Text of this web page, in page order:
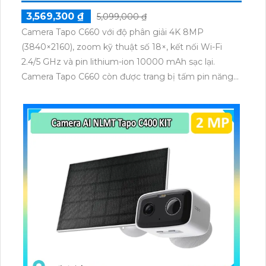
3,569,300 ₫
5,099,000 ₫
Camera Tapo C660 với độ phân giải 4K 8MP
(3840×2160), zoom kỹ thuật số 18×, kết nối Wi-Fi
2.4/5 GHz và pin lithium-ion 10000 mAh sạc lại.
Camera Tapo C660 còn được trang bị tấm pin năng
thú cưng, phương tiện, lưu trữ thẻ microSD tối đa 512
GB.